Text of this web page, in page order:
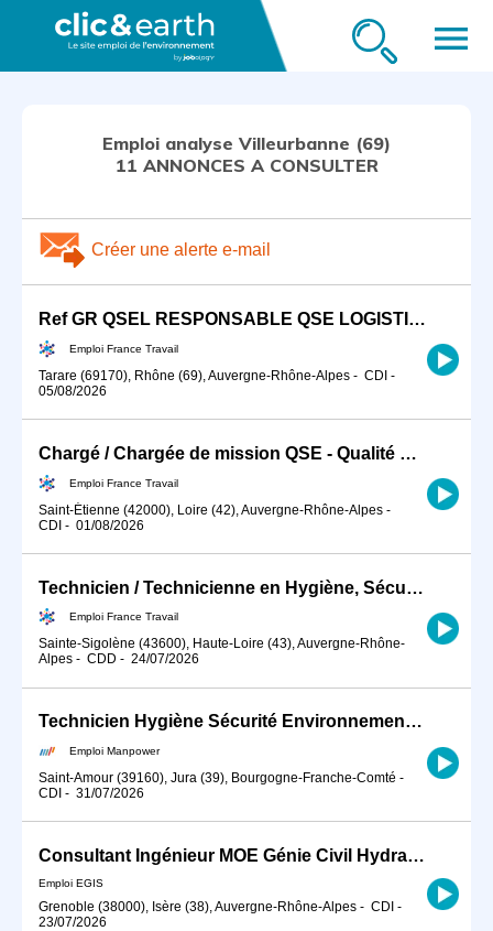
menu
Emploi analyse Villeurbanne (69)
11 ANNONCES A CONSULTER
Créer une alerte e-mail
Ref GR QSEL RESPONSABLE QSE LOGISTIQUE ENTREPOTS (H/F)
Emploi France Travail
Tarare (69170), Rhône (69), Auvergne-Rhône-Alpes - CDI -
05/08/2026
Chargé / Chargée de mission QSE - Qualité Sécurité Environnement (H/F)
Emploi France Travail
Saint-Étienne (42000), Loire (42), Auvergne-Rhône-Alpes -
CDI - 01/08/2026
Technicien / Technicienne en Hygiène, Sécurité, Environnement ind (H/F)
Emploi France Travail
Sainte-Sigolène (43600), Haute-Loire (43), Auvergne-Rhône-
Alpes - CDD - 24/07/2026
Technicien Hygiène Sécurité Environnement (HSE) - CDI - Saint-Amour - Jura (H/F)
Emploi Manpower
Saint-Amour (39160), Jura (39), Bourgogne-Franche-Comté -
CDI - 31/07/2026
Consultant Ingénieur MOE Génie Civil Hydraulique H/F
Emploi EGIS
Grenoble (38000), Isère (38), Auvergne-Rhône-Alpes - CDI -
23/07/2026